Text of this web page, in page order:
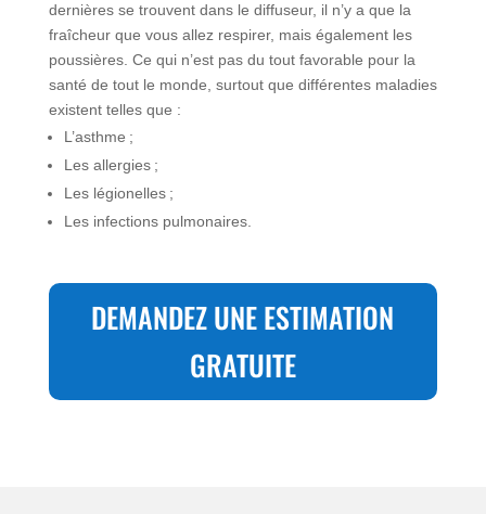
dernières se trouvent dans le diffuseur, il n’y a que la
fraîcheur que vous allez respirer, mais également les
poussières. Ce qui n’est pas du tout favorable pour la
santé de tout le monde, surtout que différentes maladies
existent telles que :
L’asthme ;
Les allergies ;
Les légionelles ;
Les infections pulmonaires.
DEMANDEZ UNE ESTIMATION
GRATUITE